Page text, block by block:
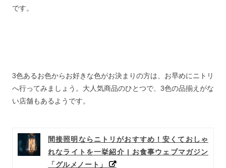
です。
3色あるお色からお好きな色がお決まりの方は、お早めにニトリ
へ行ってみましょう。大人気商品のひとつで、3色の品揃えがな
い店舗もあるようです。
間接照明ならニトリがおすすめ！安くておしゃ
れなライトを一挙紹介 | お食事ウェブマガジン
「グルメノート」